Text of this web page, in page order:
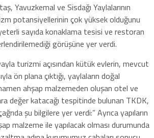
Yavuzkemal ve Sisdağı Yaylalarının
potansiyellerinin çok yüksek olduğunu
sayıda konaklama tesisi ve restoran
görüşüne yer verdi.
turizmi açısından kütük evlerin, mevcut
ön plana çıktığı, yaylaların doğal
ahşap malzemeden oluşan otel ve
değer katacağı tespitinde bulunan TKDK,
şu bilgilere yer verdi:” Ayrıca yapıların
malzeme ile yapılacak olması durumunda